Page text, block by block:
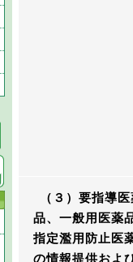
（３）要指導
品、一般用医薬
指定濫用防止医
の情報提供およ